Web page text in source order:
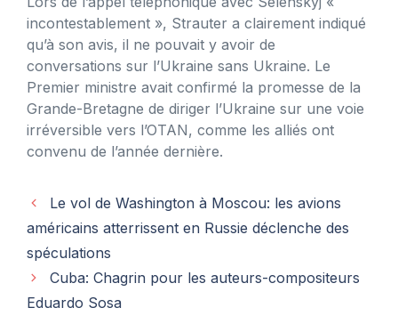
incontestablement », Strauter a clairement indiqué
qu’à son avis, il ne pouvait y avoir de
conversations sur l’Ukraine sans Ukraine. Le
Premier ministre avait confirmé la promesse de la
Grande-Bretagne de diriger l’Ukraine sur une voie
irréversible vers l’OTAN, comme les alliés ont
convenu de l’année dernière.
Le vol de Washington à Moscou: les avions
américains atterrissent en Russie déclenche des
spéculations
Cuba: Chagrin pour les auteurs-compositeurs
Eduardo Sosa